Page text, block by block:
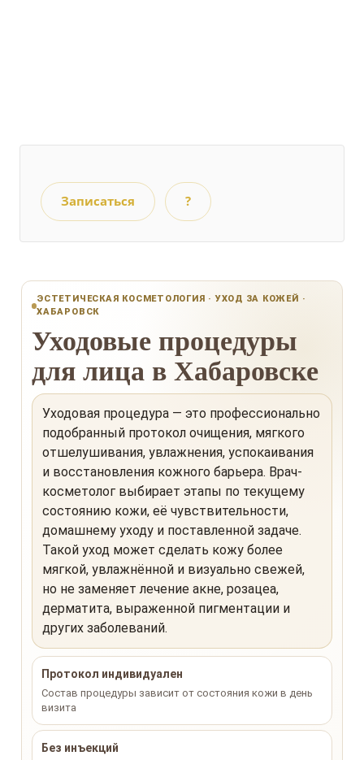
Записаться ?
ЭСТЕТИЧЕСКАЯ КОСМЕТОЛОГИЯ · УХОД ЗА КОЖЕЙ ·
ХАБАРОВСК
Уходовые процедуры
для лица в Хабаровске
Уходовая процедура — это профессионально
подобранный протокол очищения, мягкого
отшелушивания, увлажнения, успокаивания
и восстановления кожного барьера. Врач-
косметолог выбирает этапы по текущему
состоянию кожи, её чувствительности,
домашнему уходу и поставленной задаче.
Такой уход может сделать кожу более
мягкой, увлажнённой и визуально свежей,
но не заменяет лечение акне, розацеа,
дерматита, выраженной пигментации и
других заболеваний.
Протокол индивидуален
Состав процедуры зависит от состояния кожи в день
визита
Без инъекций